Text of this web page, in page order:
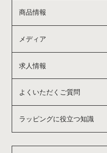
商品情報
メディア
求人情報
よくいただくご質問
ラッピングに役立つ知識